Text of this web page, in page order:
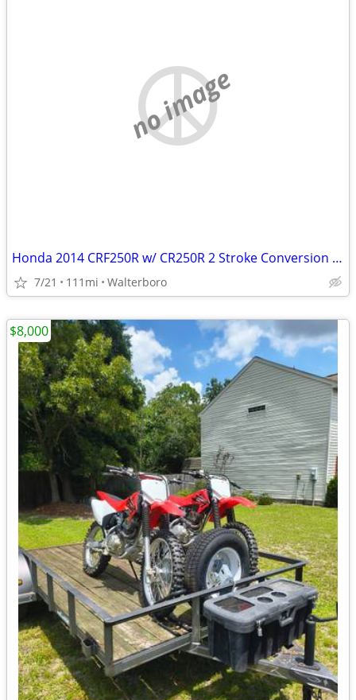
no image
Honda 2014 CRF250R w/ CR250R 2 Stroke Conversion Dirtbike
7/21 111mi Walterboro
$8,000